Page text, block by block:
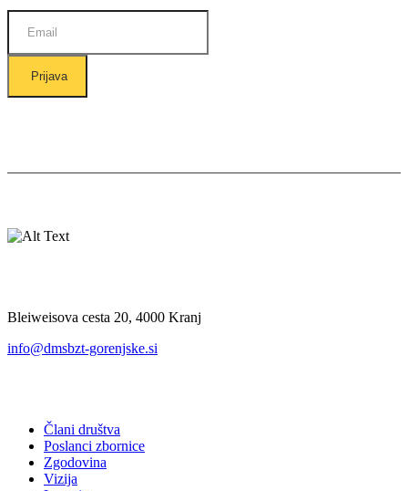
Prijava
Bleiweisova cesta 20, 4000 Kranj
info@dmsbzt-gorenjske.si
Člani društva
Poslanci zbornice
Zgodovina
Vizija